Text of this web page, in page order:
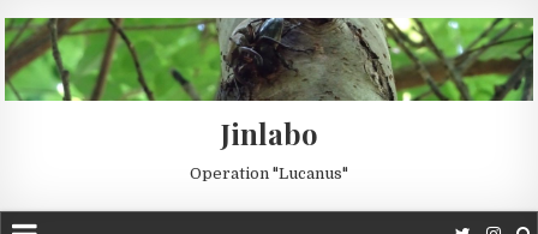
Jinlabo
Operation "Lucanus"